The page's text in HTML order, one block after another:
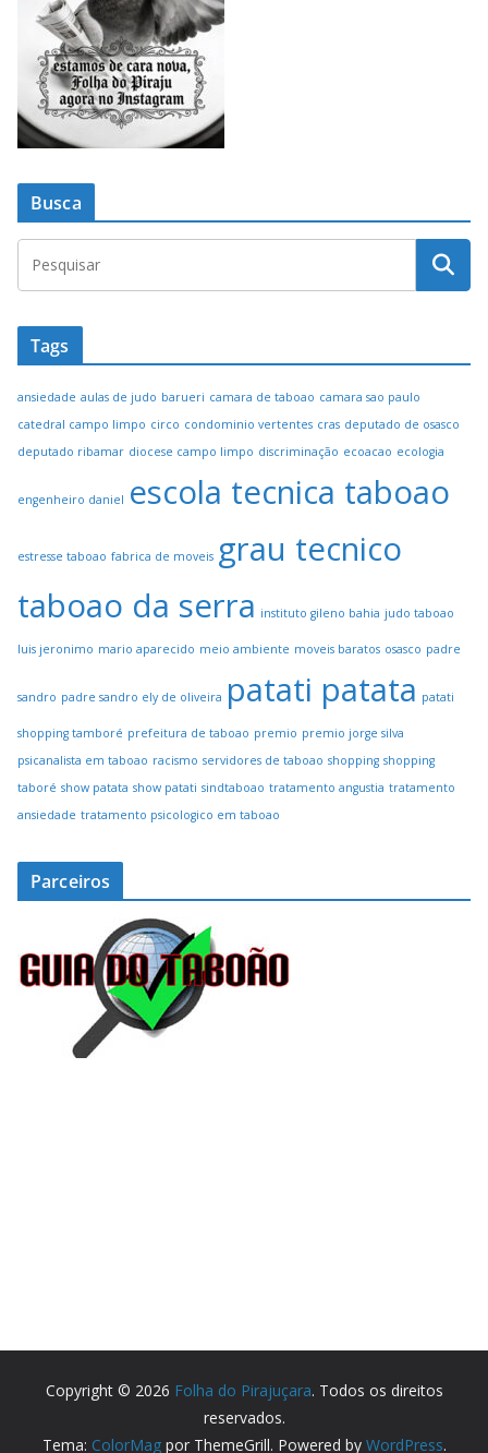
Busca
Tags
ansiedade aulas de judo barueri camara de taboao camara sao paulo
catedral campo limpo circo condominio vertentes cras deputado de osasco
deputado ribamar diocese campo limpo discriminação ecoacao ecologia
engenheiro daniel escola tecnica taboao
estresse taboao fabrica de moveis grau tecnico
taboao da serra instituto gileno bahia judo taboao
luis jeronimo mario aparecido meio ambiente moveis baratos osasco padre
sandro padre sandro ely de oliveira patati patata patati
shopping tamboré prefeitura de taboao premio premio jorge silva
psicanalista em taboao racismo servidores de taboao shopping shopping
taboré show patata show patati sindtaboao tratamento angustia tratamento
ansiedade tratamento psicologico em taboao
Parceiros
Copyright © 2026 Folha do Pirajuçara. Todos os direitos
reservados.
Tema: ColorMagpor ThemeGrill. Powered by WordPress.